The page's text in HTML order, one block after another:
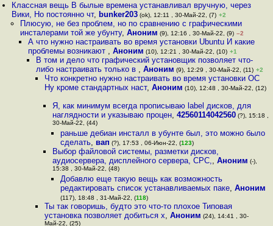
Классная вещь В былые времена устанавливал вручную, через
Вики, Но постоянно чт, bunker203 (ok), 12:11 , 30-Май-22, (7) +2
Плюсую, не без проблем, но по сравнению с графическими
инсталерами той же убунту, Аноним (9), 12:16 , 30-Май-22, (9) –2
А что нужно настраивать во время установки Ubuntu И какие
проблемы возникают , Аноним (10), 12:21 , 30-Май-22, (10) +1
В том и дело что графический установщик позволяет что-
либо настраивать только в ,Аноним (9), 12:29 , 30-Май-22, (11) +2
Что конкретно нужно настраивать во время установки ОС
Ну кроме стандартных наст, Аноним (10), 12:48 , 30-Май-22, (12)
Я, как минимум всегда прописываю label дисков, для
наглядности и указываю процен, 42560114042560(?), 15:18 ,
30-Май-22, (44)
раньше дебиан инсталл в убунте был, это можно было
сделать, вап (?), 17:53 , 06-Июн-22, (123)
Выбор файловой системы, разметки дисков,
аудиосервера, дисплейного сервера, СРС,, Аноним (-),
15:38 , 30-Май-22, (48)
Добавлю еще такую вещь как возможность
редактировать список устанавливаемых паке,Аноним
(117), 18:48 , 31-Май-22, (118)
Ты так говоришь, будто это что-то плохое Типовая
установка позволяет добиться х, Аноним (24), 14:41 , 30-